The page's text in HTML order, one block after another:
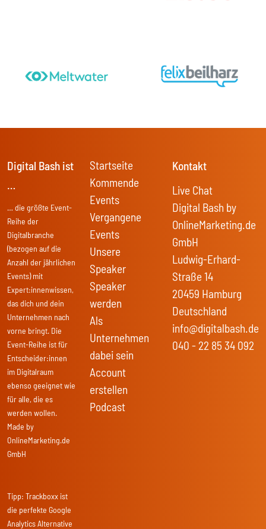
Digital Bash ist
…
… die größte Event-
Reihe der
Digitalbranche
(bezogen auf die
Anzahl der jährlichen
Events) mit
Expert:innenwissen,
das dich und dein
Unternehmen nach
vorne bringt. Die
Event-Reihe ist für
Entscheider:innen
im Digitalraum
ebenso geeignet wie
für alle, die es
werden wollen.
Made by
OnlineMarketing.de
GmbH
Tipp: Trackboxx ist
die perfekte Google
Analytics Alternative
Startseite
Kommende
Events
Vergangene
Events
Unsere
Speaker
Speaker
werden
Als
Unternehmen
dabei sein
Account
erstellen
Podcast
Kontakt
Live Chat
Digital Bash by
OnlineMarketing.de
GmbH
Ludwig-Erhard-
Straße 14
20459 Hamburg
Deutschland
info@digitalbash.de
040 - 22 85 34 092